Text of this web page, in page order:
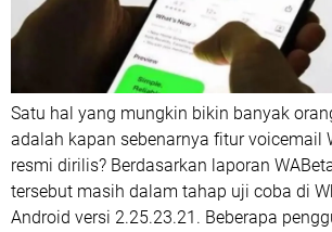
Satu hal yang mungkin bikin banyak
adalah kapan sebenarnya fitur voicemail
resmi dirilis? Berdasarkan laporan
tersebut masih dalam tahap uji coba di
Android versi 2.25.23.21. Beberapa